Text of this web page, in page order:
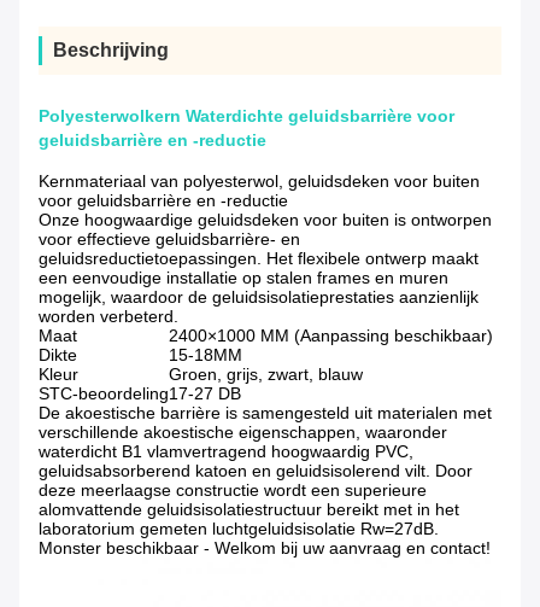
Beschrijving
Polyesterwolkern Waterdichte geluidsbarrière voor
geluidsbarrière en -reductie
Kernmateriaal van polyesterwol, geluidsdeken voor buiten
voor geluidsbarrière en -reductie
Onze hoogwaardige geluidsdeken voor buiten is ontworpen
voor effectieve geluidsbarrière- en
geluidsreductietoepassingen. Het flexibele ontwerp maakt
een eenvoudige installatie op stalen frames en muren
mogelijk, waardoor de geluidsisolatieprestaties aanzienlijk
worden verbeterd.
Maat
2400×1000 MM (Aanpassing beschikbaar)
Dikte
15-18MM
Kleur
Groen, grijs, zwart, blauw
STC-beoordeling17-27 DB
De akoestische barrière is samengesteld uit materialen met
verschillende akoestische eigenschappen, waaronder
waterdicht B1 vlamvertragend hoogwaardig PVC,
geluidsabsorberend katoen en geluidsisolerend vilt. Door
deze meerlaagse constructie wordt een superieure
alomvattende geluidsisolatiestructuur bereikt met in het
laboratorium gemeten luchtgeluidsisolatie Rw=27dB.
Monster beschikbaar - Welkom bij uw aanvraag en contact!